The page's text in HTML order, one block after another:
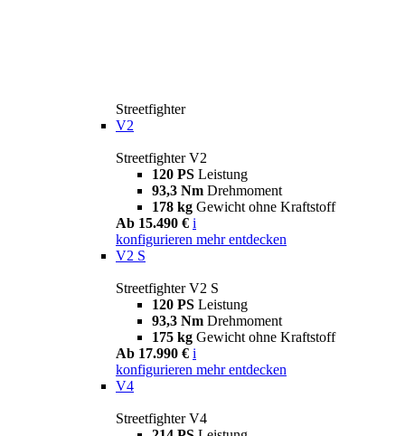
Streetfighter
V2
Streetfighter V2
120 PS Leistung
93,3 Nm Drehmoment
178 kg Gewicht ohne Kraftstoff
Ab 15.490 € i
konfigurieren mehr entdecken
V2 S
Streetfighter V2 S
120 PS Leistung
93,3 Nm Drehmoment
175 kg Gewicht ohne Kraftstoff
Ab 17.990 € i
konfigurieren mehr entdecken
V4
Streetfighter V4